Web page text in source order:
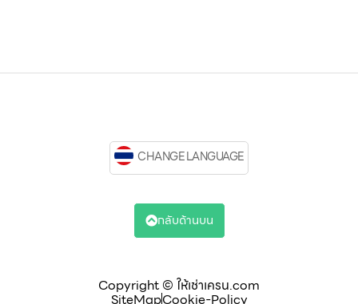
Copyright © ให้เช่าเครน.com
SiteMapCookie-Policy
CHANGE LANGUAGE
กลับด้านบน